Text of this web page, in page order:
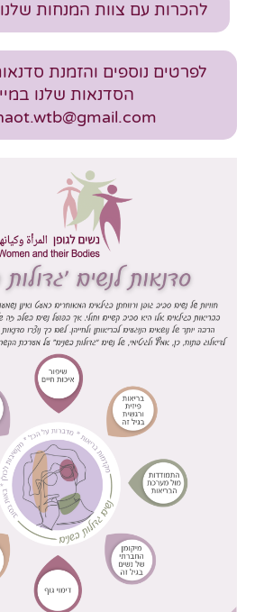
להכרות עם צוות המנחות
לפרטים נוספים והזמנת
הסדנאות שלנו